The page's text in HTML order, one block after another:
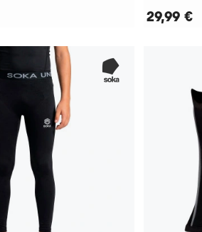
29,99 €